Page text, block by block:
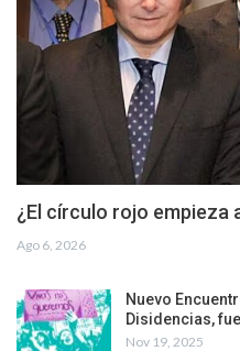
¿El círculo rojo empieza
Ago 6, 2026
Nuevo
Disidencias,
Nov 19, 2025